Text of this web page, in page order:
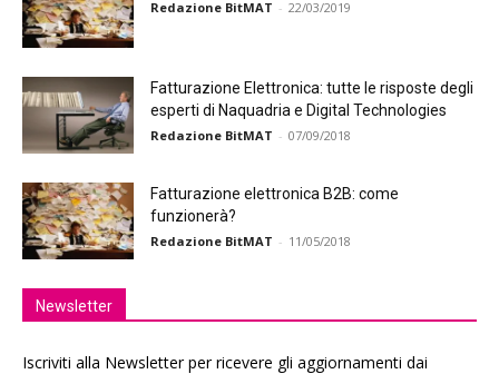
Redazione BitMAT - 22/03/2019
Fatturazione Elettronica: tutte le risposte degli
esperti di Naquadria e Digital Technologies
Redazione BitMAT - 07/09/2018
Fatturazione elettronica B2B: come
funzionerà?
Redazione BitMAT - 11/05/2018
Newsletter
Iscriviti alla Newsletter per ricevere gli aggiornamenti dai